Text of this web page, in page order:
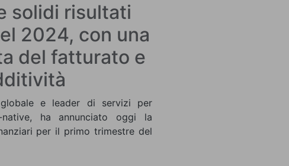
solidi risultati
2024, con una
del fatturato e
e leader di servizi per
ha annunciato oggi la
per il primo trimestre del